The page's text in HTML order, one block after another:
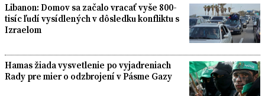
Libanon: Domov sa začalo vracať vyše 800-
tisíc ľudí vysídlených v dôsledku konfliktu s
Izraelom
Hamas žiada vysvetlenie po vyjadreniach
Rady pre mier o odzbrojení v Pásme Gazy